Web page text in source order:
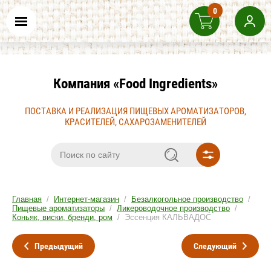
Компания «Food Ingredients»
ПОСТАВКА И РЕАЛИЗАЦИЯ ПИЩЕВЫХ АРОМАТИЗАТОРОВ,
КРАСИТЕЛЕЙ, САХАРОЗАМЕНИТЕЛЕЙ
Главная / Интернет-магазин / Безалкогольное производство /
Пищевые ароматизаторы / Ликероводочное производство /
Коньяк, виски, бренди, ром / Эссенция КАЛЬВАДОС
Предыдущий Следующий
0